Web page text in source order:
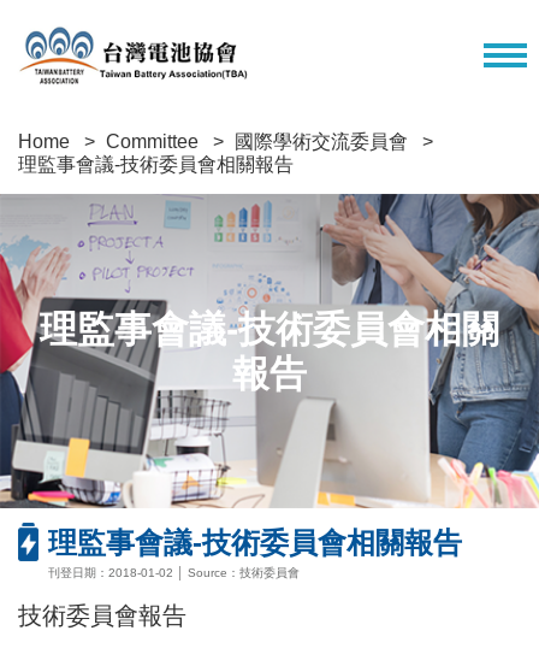
Home Committee
國際學術交流委員會
理監事會議-技術委員會相關報告
理監事會議-技術委員會相關
報告
理監事會議-技術委員會相關報告
刊登日期：2018-01-02 │ Source：技術委員會
技術委員會報告